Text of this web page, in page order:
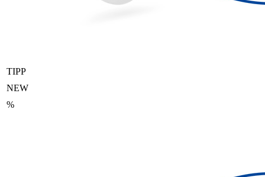
TIPP
NEW
%